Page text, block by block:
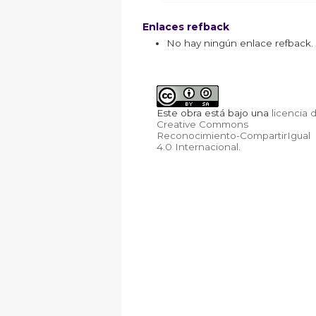
Enlaces refback
No hay ningún enlace refback.
Este obra está bajo una licencia
Creative Commons
Reconocimiento-CompartirIgual
4.0 Internacional